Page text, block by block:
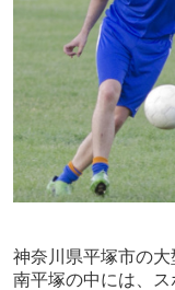
神奈川県平塚市の
南平塚の中には、